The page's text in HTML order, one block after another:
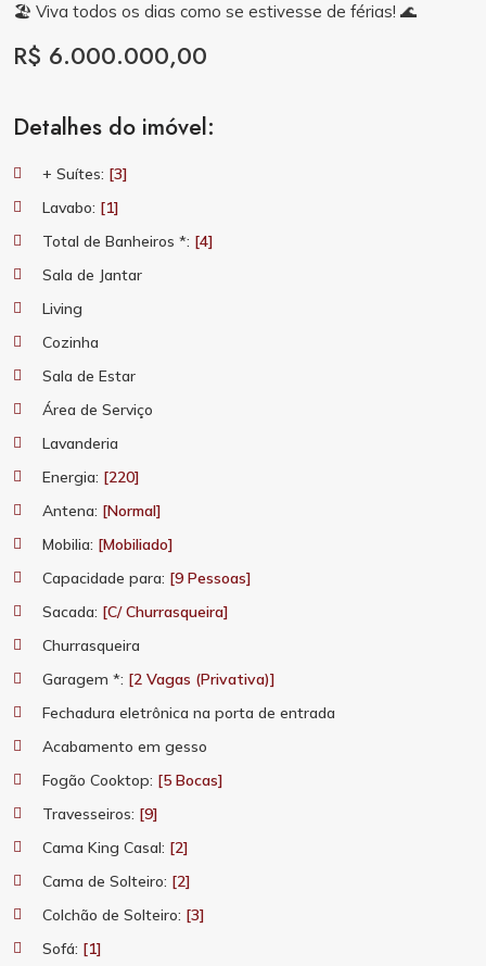
🏖️ Viva todos os dias como se estivesse de férias! 🌊
R$ 6.000.000,00
Detalhes do imóvel:
+ Suítes: [3]
Lavabo: [1]
Total de Banheiros *: [4]
Sala de Jantar
Living
Cozinha
Sala de Estar
Área de Serviço
Lavanderia
Energia: [220]
Antena: [Normal]
Mobilia: [Mobiliado]
Capacidade para: [9 Pessoas]
Sacada: [C/ Churrasqueira]
Churrasqueira
Garagem *: [2 Vagas (Privativa)]
Fechadura eletrônica na porta de entrada
Acabamento em gesso
Fogão Cooktop: [5 Bocas]
Travesseiros: [9]
Cama King Casal: [2]
Cama de Solteiro: [2]
Colchão de Solteiro: [3]
Sofá: [1]